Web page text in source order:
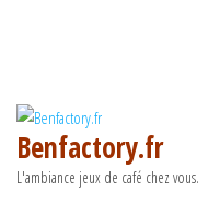
Benfactory.fr
L'ambiance jeux de café chez vous.